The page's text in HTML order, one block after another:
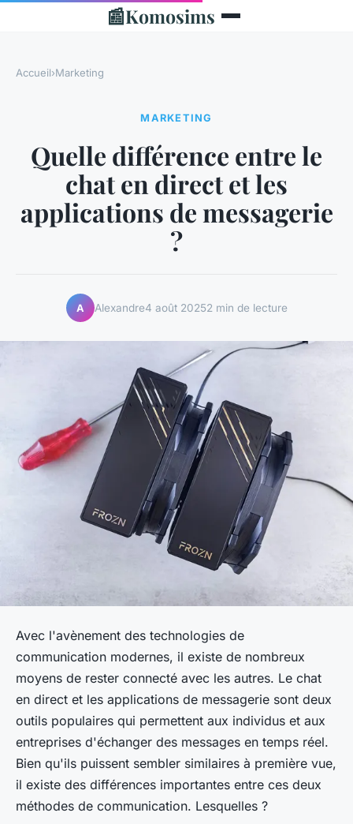
📰Komosims
Accueil›Marketing
MARKETING
Quelle différence entre le
chat en direct et les
applications de messagerie
?
A Alexandre4 août 20252 min de lecture
Avec l'avènement des technologies de
communication modernes, il existe de nombreux
moyens de rester connecté avec les autres. Le chat
en direct et les applications de messagerie sont deux
outils populaires qui permettent aux individus et aux
entreprises d'échanger des messages en temps réel.
Bien qu'ils puissent sembler similaires à première vue,
il existe des différences importantes entre ces deux
méthodes de communication. Lesquelles ?